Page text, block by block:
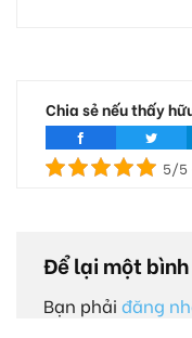
Chia sẻ nếu thấy
5/5
Để lại một
Bạn phải đăng